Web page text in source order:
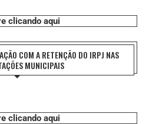
clicando aqui
COM A RETENÇÃO DO IRPJ NAS
MUNICIPAIS
clicando aqui